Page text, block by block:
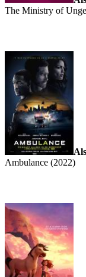
The Ministry of
Ambulance (2022)